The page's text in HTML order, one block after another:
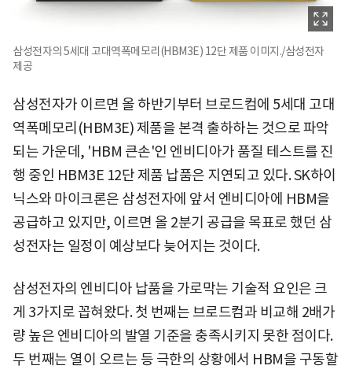
삼성전자의 5세대 고대역폭메모리(HBM3E) 12단 제품 이미지./삼성전자
제공
삼성전자가 이르면 올 하반기부터 브로드컴에 5세대 고대
역폭메모리(HBM3E) 제품을 본격 출하하는 것으로 파악
되는 가운데, 'HBM 큰손'인 엔비디아가 품질 테스트를 진
행 중인 HBM3E 12단 제품 납품은 지연되고 있다. SK하이
닉스와 마이크론은 삼성전자에 앞서 엔비디아에 HBM을
공급하고 있지만, 이르면 올 2분기 공급을 목표로 했던 삼
성전자는 일정이 예상보다 늦어지는 것이다.
삼성전자의 엔비디아 납품을 가로막는 기술적 요인은 크
게 3가지로 꼽혀왔다. 첫 번째는 브로드컴과 비교해 2배가
량 높은 엔비디아의 발열 기준을 충족시키지 못한 점이다.
두 번째는 열이 오르는 등 극한의 상황에서 HBM을 구동할